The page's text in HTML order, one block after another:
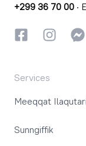
+299 36 70 00 ·
Facebookki
Services
Meeqqat
Sunngiffik